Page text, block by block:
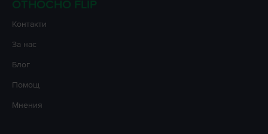
ОТНОСНО FLIP
Контакти
За нас
Блог
Помощ
Мнения